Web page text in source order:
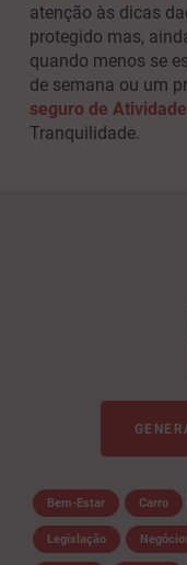
atenção às dicas
protegido mas,
quando menos se
de semana ou um
seguro de
Tranquilidade.
Bem-Estar Carro
Legislação